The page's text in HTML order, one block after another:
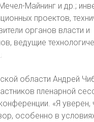
Майнинг и др.;
проектов,
органов власти и
ведущие
области Андрей
пленарной
«Я уверен,
особенно в